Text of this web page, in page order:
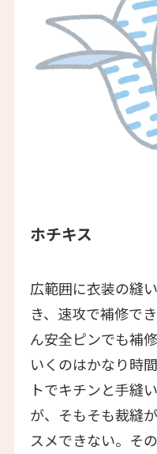
ホチキス
広範囲に衣装の縫
き、速攻で補修で
ん安全ピンでも補
いくのはかなり時
トでキチンと手縫
が、そもそも裁縫
スメできない。そ